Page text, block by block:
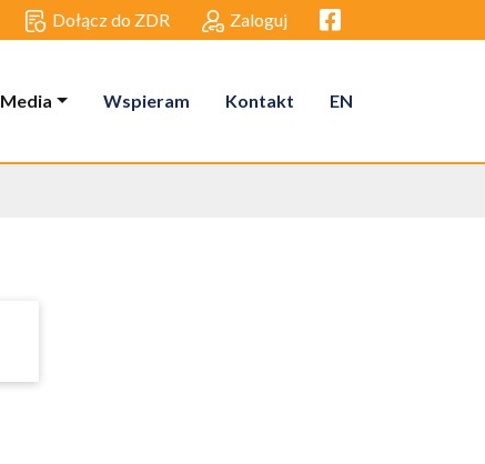
Dołącz do ZDR Zaloguj Facebook link
Media Wspieram Kontakt EN